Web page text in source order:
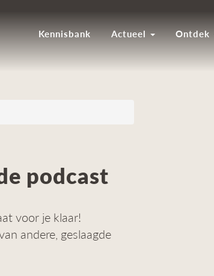
Kennisbank Actueel Ontdek
podcast
voor je klaar!
andere, geslaagde